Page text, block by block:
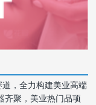
，全力构建美业高端
齐聚，美业热门品项